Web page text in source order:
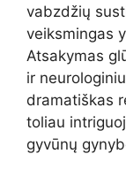
vabzdžių
veiksmingas
Atsakymas
ir
dramatiškas
toliau
gyvūnų